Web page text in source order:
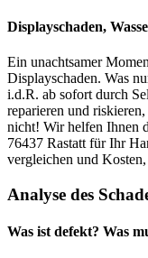
Displayschaden,
Ein unachtsamer
Displayschaden. Was
i.d.R. ab sofort durch
reparieren und
nicht! Wir helfen Ihnen
76437 Rastatt für Ihr
vergleichen und
Analyse des
Was ist defekt? Was